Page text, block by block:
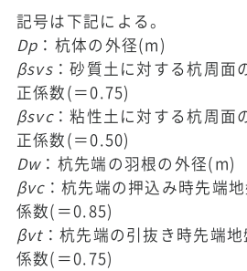
記号は下記による。
Dp ：杭体の外径(m)
βsvs ：砂質土に対する杭周面
正係数(＝0.75)
βsvc：粘性土に対する杭周面
正係数(＝0.50)
Dw：杭先端の羽根の外径(m)
βvc：杭先端の押込み時先端
係数(＝0.85)
βvt：杭先端の引抜き時先端
係数(＝0.75)